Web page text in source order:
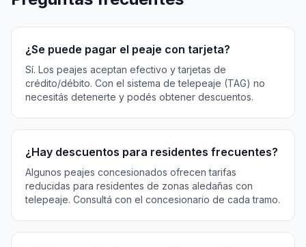
¿Se puede pagar el peaje con tarjeta?
Sí. Los peajes aceptan efectivo y tarjetas de
crédito/débito. Con el sistema de telepeaje (TAG) no
necesitás detenerte y podés obtener descuentos.
¿Hay descuentos para residentes frecuentes?
Algunos peajes concesionados ofrecen tarifas
reducidas para residentes de zonas aledañas con
telepeaje. Consultá con el concesionario de cada tramo.